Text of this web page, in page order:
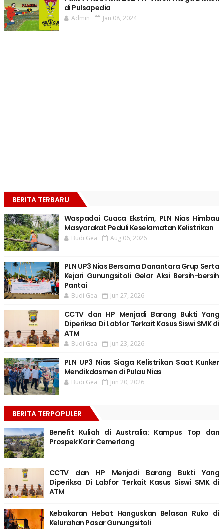
di Pulsapedia
Admin Jan 08, 2024
BERITA TERBARU
Waspadai Cuaca Ekstrim, PLN Nias Himbau
Masyarakat Peduli Keselamatan Kelistrikan
Budi Gea Aug 06, 2026
PLN UP3 Nias Bersama Danantara Grup Serta
Kejari Gunungsitoli Gelar Aksi Bersih-bersih
Pantai
Budi Gea Jun 27, 2026
CCTV dan HP Menjadi Barang Bukti Yang
Diperiksa Di Labfor Terkait Kasus Siswi SMK di
ATM
Budi Gea Jun 23, 2026
PLN UP3 Nias Siaga Kelistrikan Saat Kunker
Mendikdasmen di Pulau Nias
Budi Gea Jun 20, 2026
BERITA TERPOPULER
Benefit Kuliah di Australia: Kampus Top dan
Prospek Karir Cemerlang
CCTV dan HP Menjadi Barang Bukti Yang
Diperiksa Di Labfor Terkait Kasus Siswi SMK di
ATM
Kebakaran Hebat Hanguskan Belasan Ruko di
Kelurahan Pasar Gunungsitoli